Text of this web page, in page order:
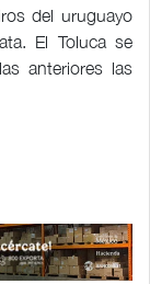
del uruguayo
El Toluca se
anteriores las